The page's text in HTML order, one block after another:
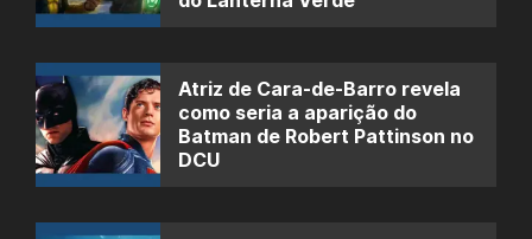
Atriz de Cara-de-Barro revela
como seria a aparição do
Batman de Robert Pattinson no
DCU